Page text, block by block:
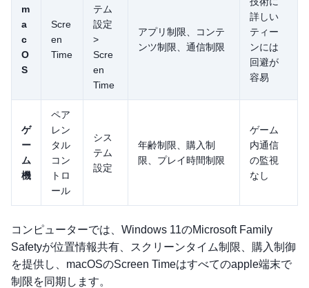
m
a
c
O
S
Scre
en
Time
テム
設定
>
Scre
en
Time
アプリ制限、コンテ
ンツ制限、通信制限
詳しい
ティー
ンには
回避が
容易
ゲ
ー
ム
機
ペア
レン
タル
コン
トロ
ール
シス
テム
設定
年齢制限、購入制
限、プレイ時間制限
ゲーム
内通信
の監視
なし
コンピューターでは、Windows 11のMicrosoft Family
Safetyが位置情報共有、スクリーンタイム制限、購入制御
を提供し、macOSのScreen Timeはすべてのapple端末で
制限を同期します。